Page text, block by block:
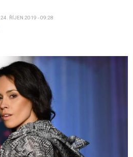
24. ŘÍJEN 2019 - 09:28